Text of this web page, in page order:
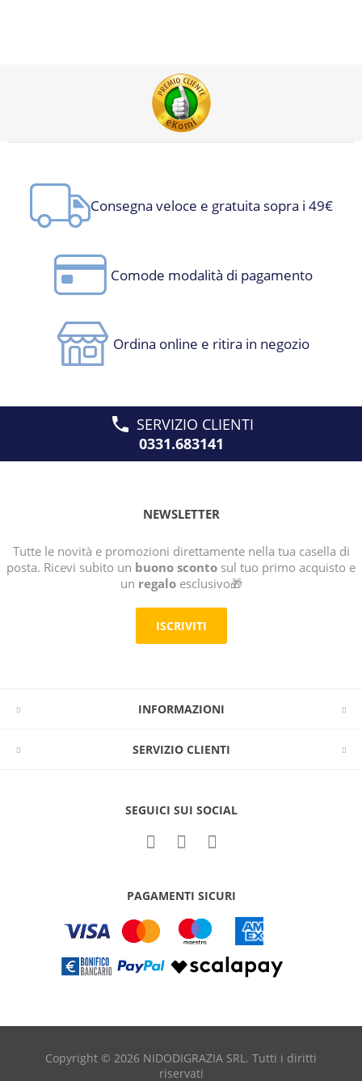
Consegna veloce e gratuita sopra i 49€
Comode modalità di pagamento
Ordina online e ritira in negozio
SERVIZIO CLIENTI
0331.683141
NEWSLETTER
Tutte le novità e promozioni direttamente nella tua casella di
posta. Ricevi subito un buono sconto sul tuo primo acquisto e
un regaloesclusivo🎁
ISCRIVITI
INFORMAZIONI
SERVIZIO CLIENTI
SEGUICI SUI SOCIAL
PAGAMENTI SICURI
Copyright © 2026 NIDODIGRAZIA SRL. Tutti i diritti
riservati